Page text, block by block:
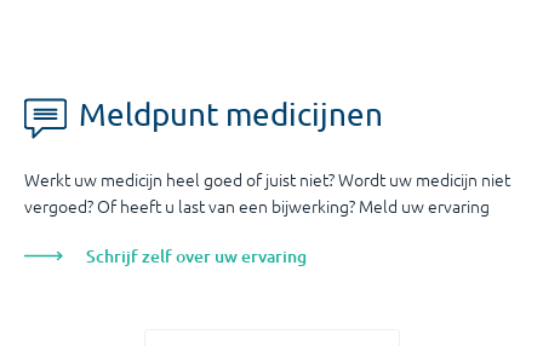
Meldpunt medicijnen
Werkt uw medicijn heel goed of juist niet? Wordt uw medicijn niet
vergoed? Of heeft u last van een bijwerking? Meld uw ervaring
Schrijf zelf over uw ervaring